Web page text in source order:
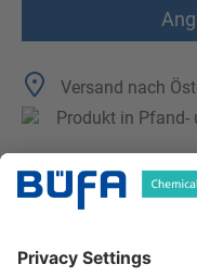
Versand nach
Produkt in Pfand-